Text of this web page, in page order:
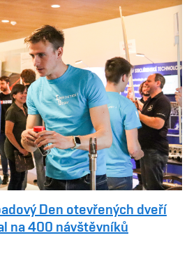
Den otevřených dveří
na 400 návštěvníků